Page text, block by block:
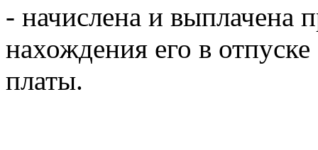
- начислена и выплачена
нахождения его в
платы.